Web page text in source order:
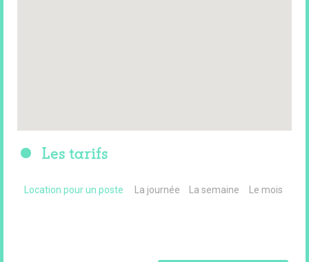
Les tarifs
Location pour un poste La journée La semaine Le mois